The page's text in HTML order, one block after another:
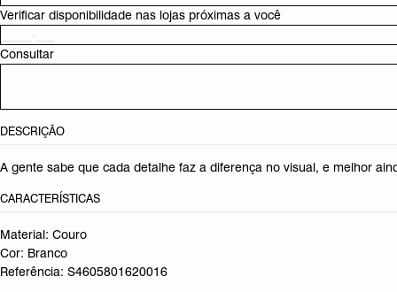
Verificar disponibilidade nas lojas próximas a você
Consultar
DESCRIÇÃO
A gente sabe que cada detalhe faz a diferença no visual, e melhor
CARACTERÍSTICAS
Material: Couro
Cor: Branco
Referência: S4605801620016